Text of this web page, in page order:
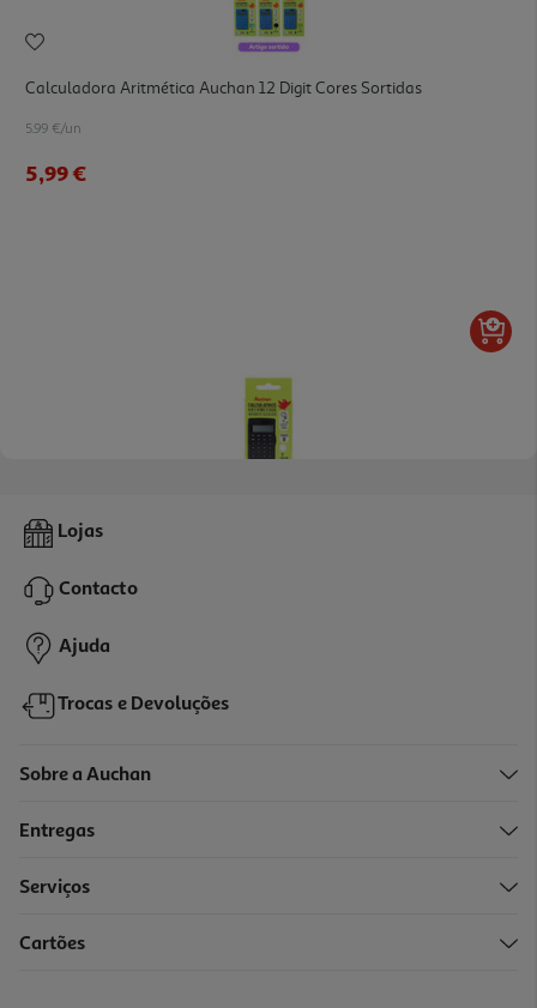
Calculadora Aritmética Auchan 12 Digit Cores Sortidas
5.99 €/un
5,99 €
Calculadora 8 Dígitos Auchan Cores Sortidas
5,99 €
Lojas
Contacto
Ajuda
Trocas e Devoluções
Sobre a Auchan
Entregas
Serviços
Cartões